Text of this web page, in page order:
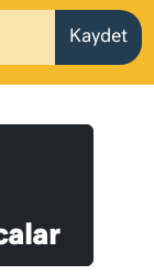
Kaydet